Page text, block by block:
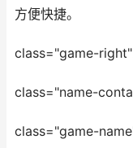
方便快捷。
class="game-
class="name-
class="game-